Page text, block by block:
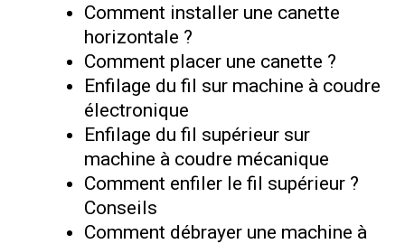
Comment installer une canette
horizontale ?
Comment placer une canette ?
Enfilage du fil sur machine à coudre
électronique
Enfilage du fil supérieur sur
machine à coudre mécanique
Comment enfiler le fil supérieur ?
Conseils
Comment débrayer une machine à